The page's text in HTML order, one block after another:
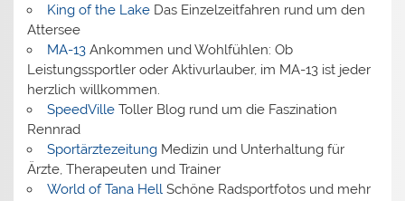
King of the LakeDas Einzelzeitfahren rund um den
Attersee
MA-13Ankommen und Wohlfühlen: Ob
Leistungssportler oder Aktivurlauber, im MA-13 ist jeder
herzlich willkommen.
SpeedVilleToller Blog rund um die Faszination
Rennrad
SportärztezeitungMedizin und Unterhaltung für
Ärzte, Therapeuten und Trainer
World of Tana HellSchöne Radsportfotos und mehr